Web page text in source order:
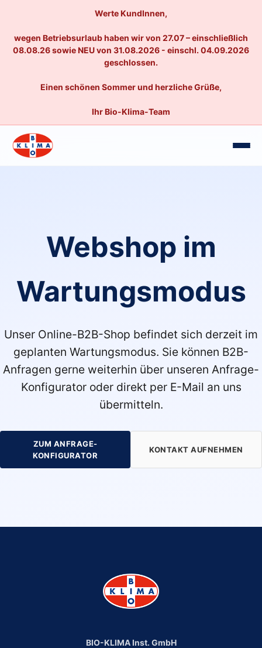
Werte KundInnen,
wegen Betriebsurlaub haben wir von 27.07 – einschließlich
08.08.26 sowie NEU von 31.08.2026 - einschl. 04.09.2026
geschlossen.
Einen schönen Sommer und herzliche Grüße,
Ihr Bio-Klima-Team
Webshop im
Wartungsmodus
Unser Online-B2B-Shop befindet sich derzeit im
geplanten Wartungsmodus. Sie können B2B-
Anfragen gerne weiterhin über unseren Anfrage-
Konfigurator oder direkt per E-Mail an uns
übermitteln.
ZUM ANFRAGE-
KONFIGURATOR
KONTAKT AUFNEHMEN
BIO-KLIMA Inst. GmbH